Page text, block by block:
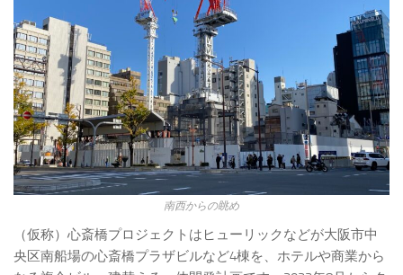
南西からの眺め
（仮称）心斎橋プロジェクトはヒューリックなどが大阪市中
央区南船場の心斎橋プラザビルなど4棟を、ホテルや商業から